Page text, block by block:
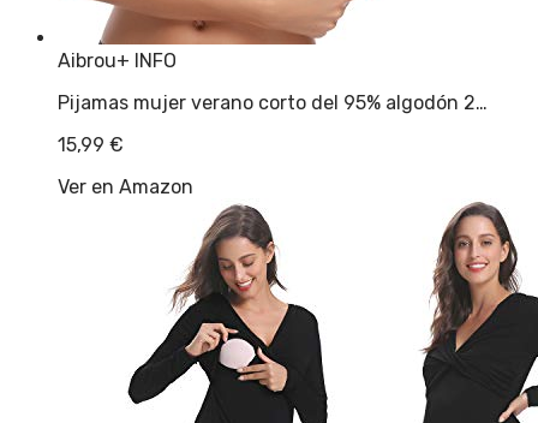
Aibrou+ INFO
Pijamas mujer verano corto del 95% algodón 2…
15,99 €
Ver en Amazon